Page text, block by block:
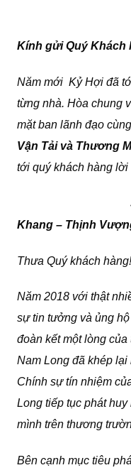
Kính gửi Quý Khách
Năm mới Kỷ Hợi đã
từng nhà. Hòa chung
mặt ban lãnh đạo
Vận Tải và Thương
tới quý khách hàng
Sức Khỏe
Khang – Thịnh
Thưa Quý khách hàng!
Năm 2018 với thật
sự tin tưởng và ủng
đoàn kết một lòng
Nam Long đã khép lại
Chính sự tín nhiệm
Long tiếp tục phát
mình trên thương
Bên cạnh mục tiêu